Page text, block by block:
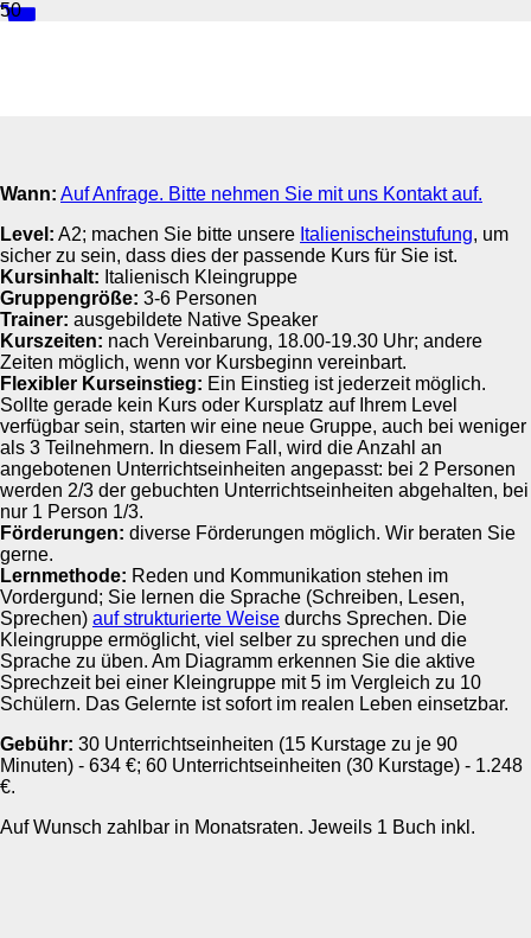
Wann: Auf Anfrage. Bitte nehmen Sie mit uns Kontakt auf.
Level: A2; machen Sie bitte unsere Italienischeinstufung, um
sicher zu sein, dass dies der passende Kurs für Sie ist.
Kursinhalt: Italienisch Kleingruppe
Gruppengröße: 3-6 Personen
Trainer: ausgebildete Native Speaker
Kurszeiten: nach Vereinbarung, 18.00-19.30 Uhr; andere
Zeiten möglich, wenn vor Kursbeginn vereinbart.
Flexibler Kurseinstieg: Ein Einstieg ist jederzeit möglich.
Sollte gerade kein Kurs oder Kursplatz auf Ihrem Level
verfügbar sein, starten wir eine neue Gruppe, auch bei weniger
als 3 Teilnehmern. In diesem Fall, wird die Anzahl an
angebotenen Unterrichtseinheiten angepasst: bei 2 Personen
werden 2/3 der gebuchten Unterrichtseinheiten abgehalten, bei
nur 1 Person 1/3.
Förderungen: diverse Förderungen möglich. Wir beraten Sie
gerne.
Lernmethode: Reden und Kommunikation stehen im
Vordergund; Sie lernen die Sprache (Schreiben, Lesen,
Sprechen) auf strukturierte Weise durchs Sprechen. Die
Kleingruppe ermöglicht, viel selber zu sprechen und die
Sprache zu üben. Am Diagramm erkennen Sie die aktive
Sprechzeit bei einer Kleingruppe mit 5 im Vergleich zu 10
Schülern. Das Gelernte ist sofort im realen Leben einsetzbar.
Gebühr: 30 Unterrichtseinheiten (15 Kurstage zu je 90
Minuten) - 634 €; 60 Unterrichtseinheiten (30 Kurstage) - 1.248
€.
Auf Wunsch zahlbar in Monatsraten. Jeweils 1 Buch inkl.